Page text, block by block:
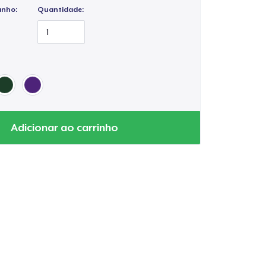
Quantidade:
Adicionar ao carrinho